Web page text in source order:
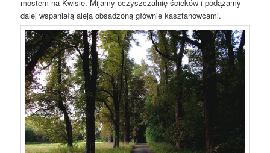
mostem na Kwisie. Mijamy oczyszczalnię ścieków i podążamy
dalej wspaniałą aleją obsadzoną głównie kasztanowcami.